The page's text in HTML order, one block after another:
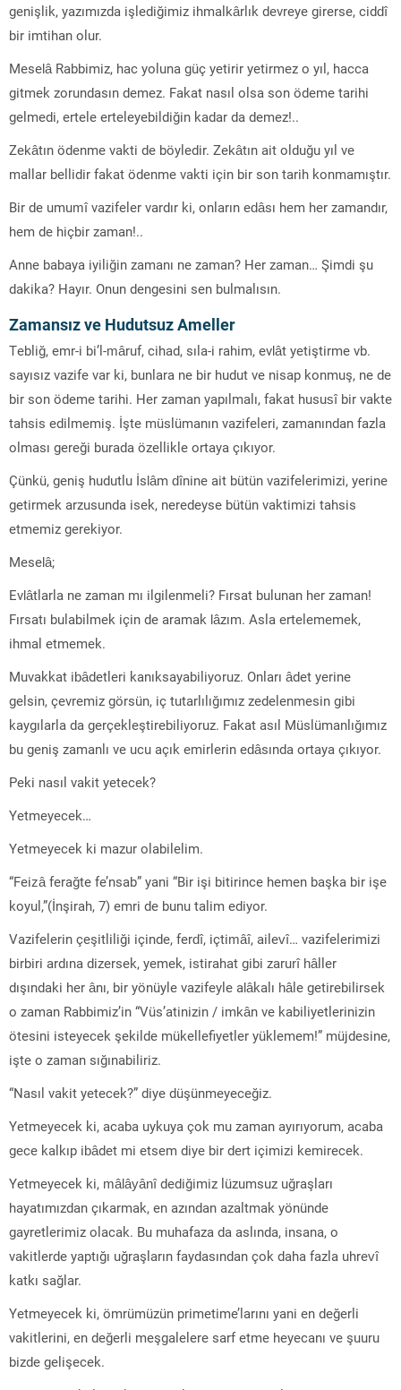
genişlik, yazımızda işlediğimiz ihmalkârlık devreye girerse, ciddî
bir imtihan olur.
Meselâ Rabbimiz, hac yoluna güç yetirir yetirmez o yıl, hacca
gitmek zorundasın demez. Fakat nasıl olsa son ödeme tarihi
gelmedi, ertele erteleyebildiğin kadar da demez!..
Zekâtın ödenme vakti de böyledir. Zekâtın ait olduğu yıl ve
mallar bellidir fakat ödenme vakti için bir son tarih konmamıştır.
Bir de umumî vazifeler vardır ki, onların edâsı hem her zamandır,
hem de hiçbir zaman!..
Anne babaya iyiliğin zamanı ne zaman? Her zaman… Şimdi şu
dakika? Hayır. Onun dengesini sen bulmalısın.
Zamansız ve Hudutsuz Ameller
Tebliğ, emr-i bi’l-mâruf, cihad, sıla-i rahim, evlât yetiştirme vb.
sayısız vazife var ki, bunlara ne bir hudut ve nisap konmuş, ne de
bir son ödeme tarihi. Her zaman yapılmalı, fakat hususî bir vakte
tahsis edilmemiş. İşte müslümanın vazifeleri, zamanından fazla
olması gereği burada özellikle ortaya çıkıyor.
Çünkü, geniş hudutlu İslâm dînine ait bütün vazifelerimizi, yerine
getirmek arzusunda isek, neredeyse bütün vaktimizi tahsis
etmemiz gerekiyor.
Meselâ;
Evlâtlarla ne zaman mı ilgilenmeli? Fırsat bulunan her zaman!
Fırsatı bulabilmek için de aramak lâzım. Asla ertelememek,
ihmal etmemek.
Muvakkat ibâdetleri kanıksayabiliyoruz. Onları âdet yerine
gelsin, çevremiz görsün, iç tutarlılığımız zedelenmesin gibi
kaygılarla da gerçekleştirebiliyoruz. Fakat asıl Müslümanlığımız
bu geniş zamanlı ve ucu açık emirlerin edâsında ortaya çıkıyor.
Peki nasıl vakit yetecek?
Yetmeyecek…
Yetmeyecek ki mazur olabilelim.
“Feizâ ferağte fe’nsab” yani “Bir işi bitirince hemen başka bir işe
koyul,”(İnşirah, 7) emri de bunu talim ediyor.
Vazifelerin çeşitliliği içinde, ferdî, içtimâî, ailevî… vazifelerimizi
birbiri ardına dizersek, yemek, istirahat gibi zarurî hâller
dışındaki her ânı, bir yönüyle vazifeyle alâkalı hâle getirebilirsek
o zaman Rabbimiz’in “Vüs’atinizin / imkân ve kabiliyetlerinizin
ötesini isteyecek şekilde mükellefiyetler yüklemem!” müjdesine,
işte o zaman sığınabiliriz.
“Nasıl vakit yetecek?” diye düşünmeyeceğiz.
Yetmeyecek ki, acaba uykuya çok mu zaman ayırıyorum, acaba
gece kalkıp ibâdet mi etsem diye bir dert içimizi kemirecek.
Yetmeyecek ki, mâlâyânî dediğimiz lüzumsuz uğraşları
hayatımızdan çıkarmak, en azından azaltmak yönünde
gayretlerimiz olacak. Bu muhafaza da aslında, insana, o
vakitlerde yaptığı uğraşların faydasından çok daha fazla uhrevî
katkı sağlar.
Yetmeyecek ki, ömrümüzün primetime’larını yani en değerli
vakitlerini, en değerli meşgalelere sarf etme heyecanı ve şuuru
bizde gelişecek.